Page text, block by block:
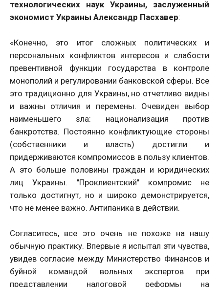
технологических наук Украины, заслуженный
экономист Украины Александр Пасхавер:
«Конечно, это итог сложных политических и
персональных конфликтов интересов и слабости
превентивной функции государства в контроле
монополий и регулировании банковской сферы. Все
это традиционно для Украины, но отчетливо видны
и важны отличия и перемены. Очевиден выбор
наименьшего зла: национализация против
банкротства. Постоянно конфликтующие стороны
(собственники и власть) достигли и
придерживаются компромиссов в пользу клиентов.
А это больше половины граждан и юридических
лиц Украины. "Проклиентский" компромис не
только достигнут, но и широко демонстрируется,
что не менее важно. Антипаника в действии.
Согласитесь, все это очень не похоже на нашу
обычную практику. Впервые я испытал эти чувства,
увидев согласие между Министерство Финансов и
буйной командой вольных экспертов при
представлении налоговой реформы на